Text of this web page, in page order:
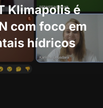
Klimapolis é
com foco em
hídricos